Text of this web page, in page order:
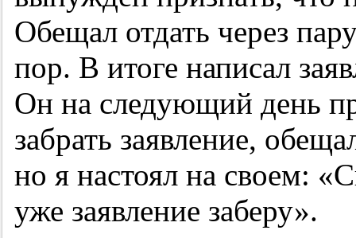
Обещал отдать через
пор. В итоге написал
Он на следующий день
забрать заявление,
но я настоял на своем:
уже заявление заберу».